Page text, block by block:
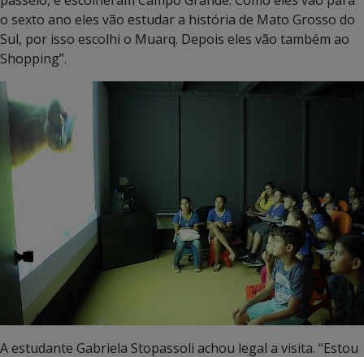
o sexto ano eles vão estudar a história de Mato Grosso do
Sul, por isso escolhi o Muarq. Depois eles vão também ao
Shopping”.
A estudante Gabriela Stopassoli achou legal a visita. “Estou